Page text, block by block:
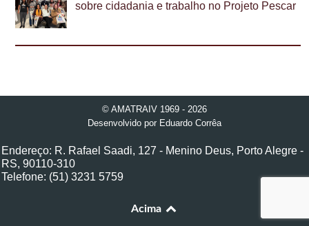
sobre cidadania e trabalho no Projeto Pescar
© AMATRAIV 1969 - 2026
Desenvolvido por Eduardo Corrêa
Endereço: R. Rafael Saadi, 127 - Menino Deus, Porto Alegre -
RS, 90110-310
Telefone: (51) 3231 5759
Acima